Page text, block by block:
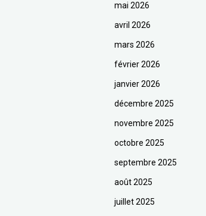
mai 2026
avril 2026
mars 2026
février 2026
janvier 2026
décembre 2025
novembre 2025
octobre 2025
septembre 2025
août 2025
juillet 2025